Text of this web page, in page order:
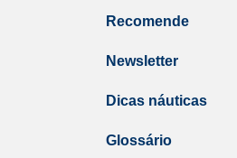
Recomende
Newsletter
Dicas náuticas
Glossário